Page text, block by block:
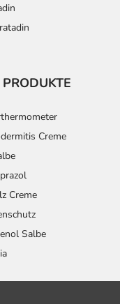
Creme
Creme
Salbe